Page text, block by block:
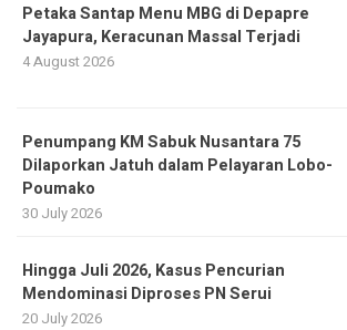
Petaka Santap Menu MBG di Depapre
Jayapura, Keracunan Massal Terjadi
4 August 2026
Penumpang KM Sabuk Nusantara 75
Dilaporkan Jatuh dalam Pelayaran Lobo-
Poumako
30 July 2026
Hingga Juli 2026, Kasus Pencurian
Mendominasi Diproses PN Serui
20 July 2026